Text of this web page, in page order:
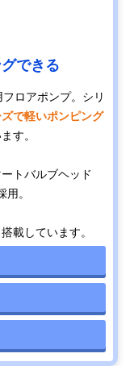
できる
ロアポンプ。シリ
で軽いポンピング
す。
トバルブヘッド
。
載しています。